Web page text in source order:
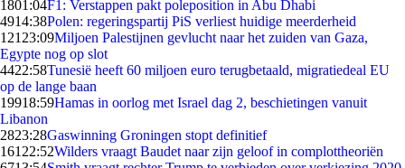
1801:04F1: Verstappen pakt poleposition in Abu Dhabi
4914:38Polen: regeringspartij PiS verliest huidige meerderheid
121 23:09Miljoen Palestijnen gevlucht naar het zuiden van Gaza,
Egypte nog op slot
4422:58Tunesië heeft 60 miljoen euro terugbetaald, migratiedeal EU
op de lange baan
19918:59Hamas in oorlog met Israel dag 2, beschietingen vanuit
Libanon
2823:28Gaswinning Groningen stopt definitief
161 22:52Wilders vraagt Baudet naar zijn geloof in complottheoriën